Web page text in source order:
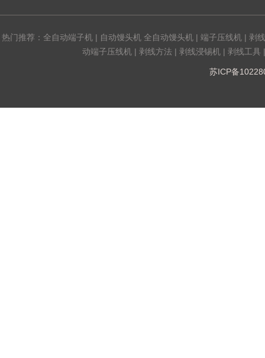
热门推荐： 全自动端子机 | 自动馒头机 全自动馒头机 | 端子压线机 | 剥
动端子压线机 | 剥线方法 | 剥线浸锡机 | 剥线工具 |
苏ICP备